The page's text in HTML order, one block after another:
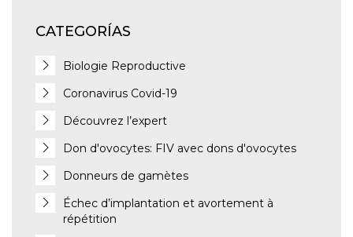
CATEGORÍAS
Biologie Reproductive
Coronavirus Covid-19
Découvrez l’expert
Don d'ovocytes: FIV avec dons d'ovocytes
Donneurs de gamètes
Échec d’implantation et avortement à
répétition